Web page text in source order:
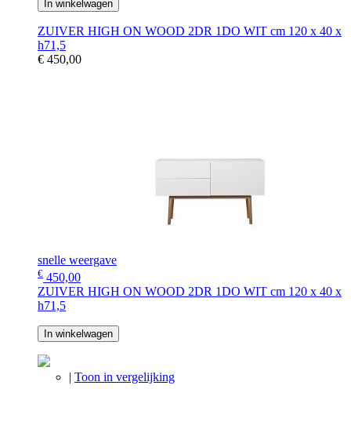
In winkelwagen
ZUIVER HIGH ON WOOD 2DR 1DO WIT cm 120 x 40 x
h71,5
€ 450,00
snelle weergave
€ 450,00
ZUIVER HIGH ON WOOD 2DR 1DO WIT cm 120 x 40 x
h71,5
In winkelwagen
| Toon in vergelijking